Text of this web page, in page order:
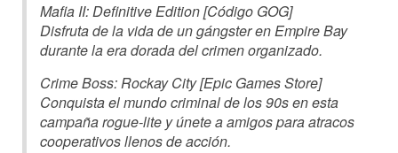
Mafia II: Definitive Edition [Código GOG]
Disfruta de la vida de un gángster en Empire Bay
durante la era dorada del crimen organizado.
Crime Boss: Rockay City [Epic Games Store]
Conquista el mundo criminal de los 90s en esta
campaña rogue-lite y únete a amigos para atracos
cooperativos llenos de acción.